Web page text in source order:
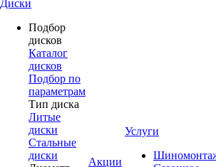
Диски
Подбор
дисков
Каталог
дисков
Подбор по
параметрам
Тип диска
Литые
диски
Стальные
диски
Акции
Услуги